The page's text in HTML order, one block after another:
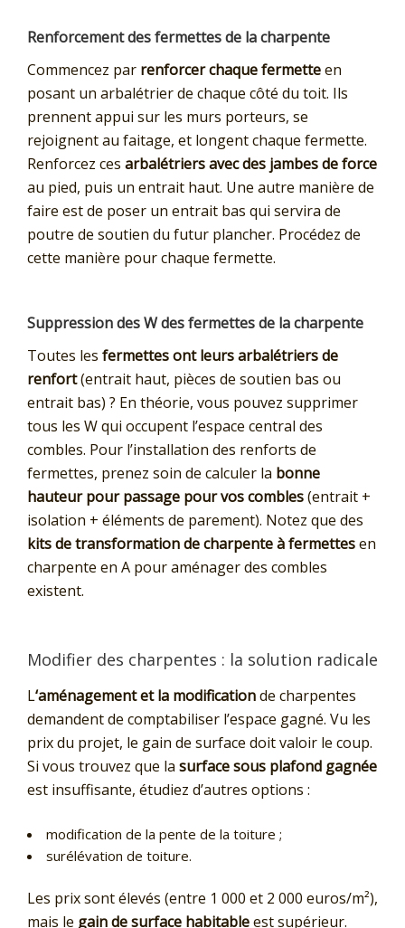
Renforcement des fermettes de la charpente
Commencez par renforcer chaque fermetteen
posant un arbalétrier de chaque côté du toit. Ils
prennent appui sur les murs porteurs, se
rejoignent au faitage, et longent chaque fermette.
Renforcez ces arbalétriers avec des jambes de force
au pied, puis un entrait haut. Une autre manière de
faire est de poser un entrait bas qui servira de
poutre de soutien du futur plancher. Procédez de
cette manière pour chaque fermette.
Suppression des W des fermettes de la charpente
Toutes les fermettes ont leurs arbalétriers de
renfort(entrait haut, pièces de soutien bas ou
entrait bas) ? En théorie, vous pouvez supprimer
tous les W qui occupent l’espace central des
combles. Pour l’installation des renforts de
fermettes, prenez soin de calculer la bonne
hauteur pour passage pour vos combles(entrait +
isolation + éléments de parement). Notez que des
kits de transformation de charpente à fermettesen
charpente en A pour aménager des combles
existent.
Modifier des charpentes : la solution radicale
L‘aménagement et la modificationde charpentes
demandent de comptabiliser l’espace gagné. Vu les
prix du projet, le gain de surface doit valoir le coup.
Si vous trouvez que la surface sous plafond gagnée
est insuffisante, étudiez d’autres options :
modification de la pente de la toiture ;
surélévation de toiture.
Les prix sont élevés (entre 1 000 et 2 000 euros/m²),
mais le gain de surface habitableest supérieur.